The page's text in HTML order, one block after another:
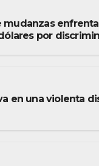
mudanzas enfrenta
por
en una violenta